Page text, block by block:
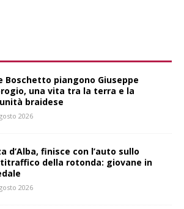
Boschetto piangono Giuseppe
una vita tra la terra e la
braidese
2026
d’Alba, finisce con l’auto sullo
della rotonda: giovane in
2026